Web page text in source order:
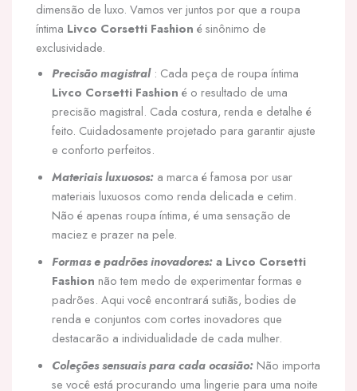
dimensão de luxo. Vamos ver juntos por que a roupa
íntima Livco Corsetti Fashion é sinônimo de
exclusividade.
Precisão magistral: Cada peça de roupa íntima
Livco Corsetti Fashion é o resultado de uma
precisão magistral. Cada costura, renda e detalhe é
feito. Cuidadosamente projetado para garantir ajuste
e conforto perfeitos.
Materiais luxuosos: a marca é famosa por usar
materiais luxuosos como renda delicada e cetim.
Não é apenas roupa íntima, é uma sensação de
maciez e prazer na pele.
Formas e padrões inovadores:a Livco Corsetti
Fashion não tem medo de experimentar formas e
padrões. Aqui você encontrará sutiãs, bodies de
renda e conjuntos com cortes inovadores que
destacarão a individualidade de cada mulher.
Coleções sensuais para cada ocasião: Não importa
se você está procurando uma lingerie para uma noite